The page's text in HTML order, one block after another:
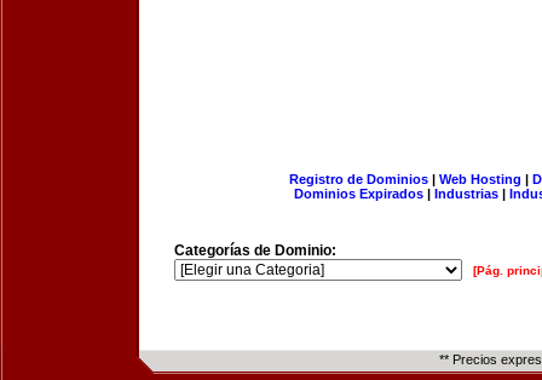
Registro de Dominios| Web Hosting |
Dominios Expirados | Industrias |
Categorías de Dominio:
[Pág.
** Precios